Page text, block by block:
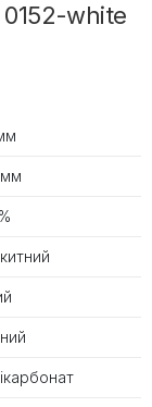
0152-white
мм